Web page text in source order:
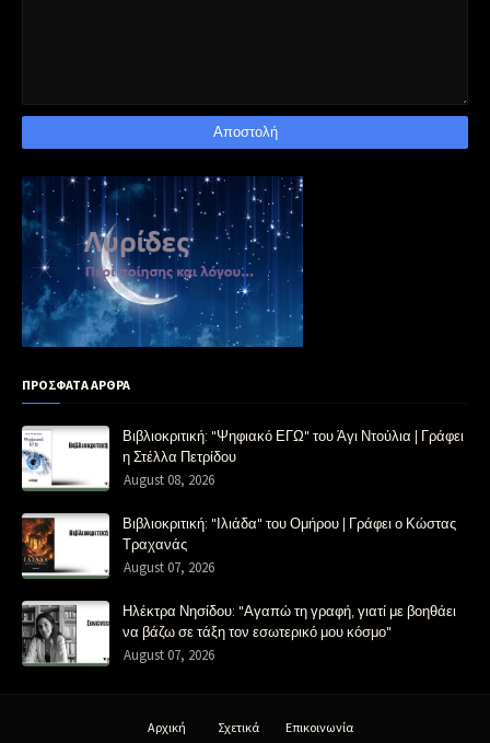
ΠΡΟΣΦΑΤΑ ΑΡΘΡΑ
Βιβλιοκριτική: "Ψηφιακό ΕΓΩ" του Άγι Ντούλια | Γράφει
η Στέλλα Πετρίδου
August 08, 2026
Βιβλιοκριτική: "Ιλιάδα" του Ομήρου | Γράφει ο Κώστας
Τραχανάς
August 07, 2026
Ηλέκτρα Νησίδου: "Αγαπώ τη γραφή, γιατί με βοηθάει
να βάζω σε τάξη τον εσωτερικό μου κόσμο"
August 07, 2026
Αρχική Σχετικά Επικοινωνία